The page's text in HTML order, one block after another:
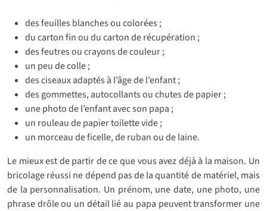
des feuilles blanches ou colorées ;
du carton fin ou du carton de récupération ;
des feutres ou crayons de couleur ;
un peu de colle ;
des ciseaux adaptés à l’âge de l’enfant ;
des gommettes, autocollants ou chutes de papier ;
une photo de l’enfant avec son papa ;
un rouleau de papier toilette vide ;
un morceau de ficelle, de ruban ou de laine.
Le mieux est de partir de ce que vous avez déjà à la maison. Un
bricolage réussi ne dépend pas de la quantité de matériel, mais
de la personnalisation. Un prénom, une date, une photo, une
phrase drôle ou un détail lié au papa peuvent transformer une